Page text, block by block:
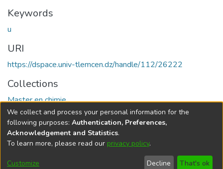
Keywords
u
URI
https://dspace.univ-tlemcen.dz/handle/112/26222
Collections
Master en chimie
Full item page
DSpace softwarecopyright © 2002-2026
Cookie
End User
Send
We collect and process your personal information for the
following purposes: Authentication, Preferences,
Acknowledgement and Statistics.
To learn more, please read our privacy policy.
Customize Decline That's ok